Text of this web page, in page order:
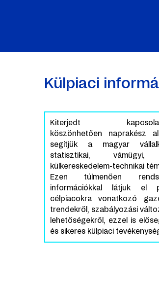
Külpiaci
Kiterjedt
köszönhetően naprakész
segítjük a magyar
statisztikai, vámügyi,
külkereskedelem-technikai
Ezen túlmenően
információkkal látjuk el
célpiacokra vonatkozó
trendekről, szabályozási
lehetőségekről, ezzel is
és sikeres külpiaci